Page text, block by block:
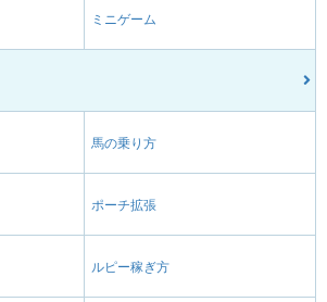
ミニゲーム
馬の乗り方
ポーチ拡張
ルピー稼ぎ方